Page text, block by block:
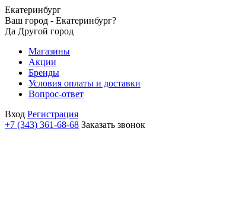
Екатеринбург
Ваш город - Екатеринбург?
Да Другой город
Магазины
Акции
Бренды
Условия оплаты и доставки
Вопрос-ответ
Вход Регистрация
+7 (343) 361-68-68 Заказать звонок